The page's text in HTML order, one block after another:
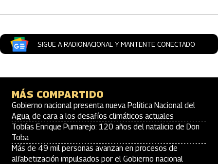
SIGUE A RADIONACIONAL Y MANTENTE CONECTADO
MÁS COMPARTIDO
Gobierno nacional presenta nueva Política Nacional del
Agua, de cara a los desafíos climáticos actuales
Tobías Enrique Pumarejo: 120 años del natalicio de Don
Toba
Más de 49 mil personas avanzan en procesos de
alfabetización impulsados por el Gobierno nacional